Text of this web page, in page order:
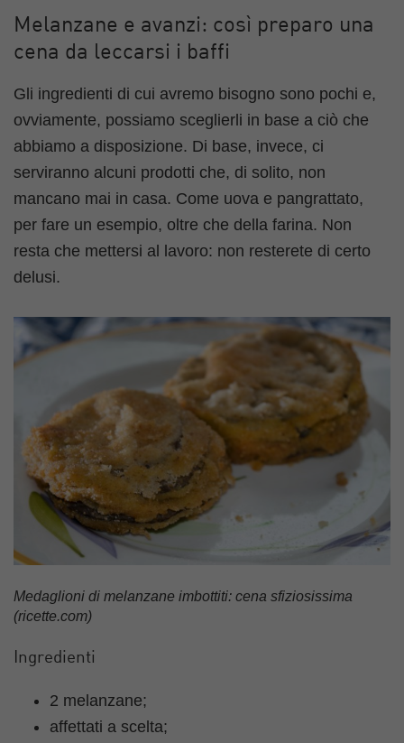
Melanzane e avanzi: così preparo una
cena da leccarsi i baffi
Gli ingredienti di cui avremo bisogno sono pochi e,
ovviamente, possiamo sceglierli in base a ciò che
abbiamo a disposizione. Di base, invece, ci
serviranno alcuni prodotti che, di solito, non
mancano mai in casa. Come uova e pangrattato,
per fare un esempio, oltre che della farina. Non
resta che mettersi al lavoro: non resterete di certo
delusi.
Medaglioni di melanzane imbottiti: cena sfiziosissima
(ricette.com)
Ingredienti
2 melanzane;
affettati a scelta;